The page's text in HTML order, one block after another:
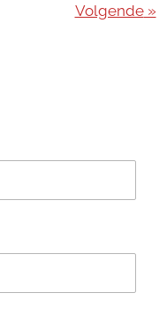
Volgende»